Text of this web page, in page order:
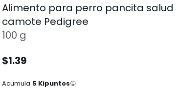
Alimento para perro pancita salud
camote Pedigree
100 g
$1.39
Acumula 5 Kipuntos